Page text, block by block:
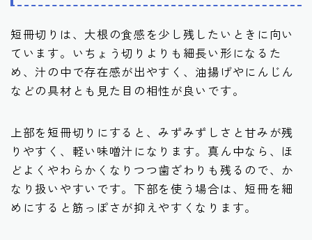
短冊切りは、大根の食感を少し残したいときに向い
ています。いちょう切りよりも細長い形になるた
め、汁の中で存在感が出やすく、油揚げやにんじん
などの具材とも見た目の相性が良いです。
上部を短冊切りにすると、みずみずしさと甘みが残
りやすく、軽い味噌汁になります。真ん中なら、ほ
どよくやわらかくなりつつ歯ざわりも残るので、か
なり扱いやすいです。下部を使う場合は、短冊を細
めにすると筋っぽさが抑えやすくなります。